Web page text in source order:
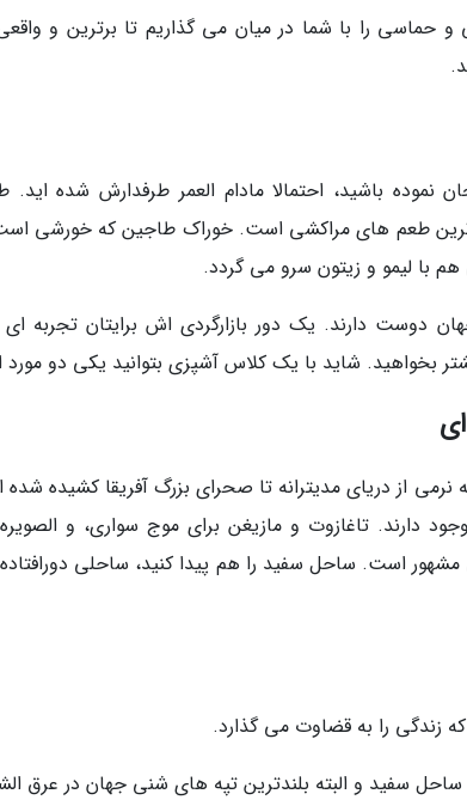
و حماسی را با شما در میان می گذاریم تا برترین و
نموده باشید، احتمالا مادام العمر طرفدارش شده
طعم های مراکشی است. خوراک طاجین که خورشی
با لیمو و زیتون سرو می گردد.
دوست دارند. یک دور بازارگردی اش برایتان تجربه ای
بخواهید. شاید با یک کلاس آشپزی بتوانید یکی دو مورد
از دریای مدیترانه تا صحرای بزرگ آفریقا کشیده
دارند. تاغازوت و مازیغن برای موج سواری، و
مشهور است. ساحل سفید را هم پیدا کنید، ساحلی
زندگی را به قضاوت می گذارد.
سفید و البته بلندترین تپه های شنی جهان در عرق